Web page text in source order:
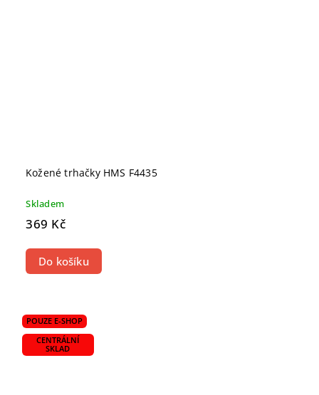
Kožené trhačky HMS F4435
Skladem
369 Kč
Do košíku
POUZE E-SHOP
CENTRÁLNÍ
SKLAD